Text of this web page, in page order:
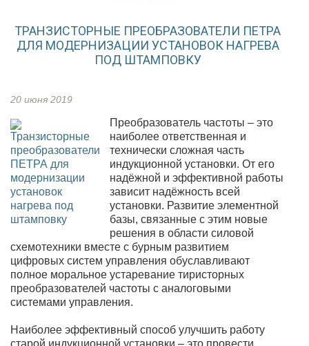
ТРАНЗИСТОРНЫЕ ПРЕОБРАЗОВАТЕЛИ ПЕТРА
ДЛЯ МОДЕРНИЗАЦИИ УСТАНОВОК НАГРЕВА
ПОД ШТАМПОВКУ
20 июня 2019
Преобразователь частоты – это
наиболее ответственная и
технически сложная часть
индукционной установки. От его
надёжной и эффективной работы
зависит надёжность всей
установки. Развитие элементной
базы, связанные с этим новые
решения в области силовой
схемотехники вместе с бурным развитием
цифровых систем управления обуславливают
полное моральное устаревание тиристорных
преобразователей частоты с аналоговыми
системами управления.
Наиболее эффективный способ улучшить работу
старой индукционной установки – это провести